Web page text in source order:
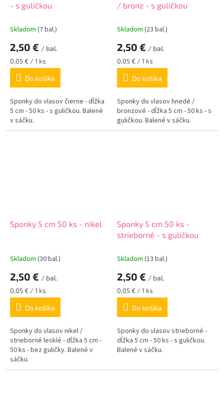
- s guličkou
Skladom (7 bal.)
2,50 € / bal.
Jednotková
cena:
0,05 € / 1 ks
Do košíka
Sponky do vlasov čierne - dĺžka
5 cm - 50 ks - s guličkou. Balené
v sáčku.
/ bronz - s guličkou
Skladom (23 bal.)
2,50 € / bal.
Jednotková
cena:
0,05 € / 1 ks
Do košíka
Sponky do vlasov hnedé /
bronzové - dĺžka 5 cm - 50 ks - s
guličkou. Balené v sáčku.
Sponky 5 cm 50 ks - nikel
Skladom (30 bal.)
2,50 € / bal.
Jednotková
cena:
0,05 € / 1 ks
Do košíka
Sponky do vlasov nikel /
strieborné lesklé - dĺžka 5 cm -
50 ks - bez guličky. Balené v
sáčku.
Sponky 5 cm 50 ks -
strieborné - s guličkou
Skladom (13 bal.)
2,50 € / bal.
Jednotková
cena:
0,05 € / 1 ks
Do košíka
Sponky do vlasov strieborné -
dĺžka 5 cm - 50 ks - s guličkou.
Balené v sáčku.